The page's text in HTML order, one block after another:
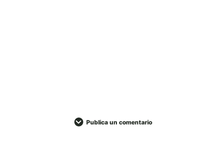
Publica un comentario